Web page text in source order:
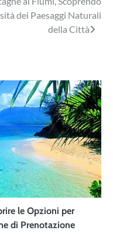
dei Paesaggi Naturali
della Città
le Opzioni per
di Prenotazione